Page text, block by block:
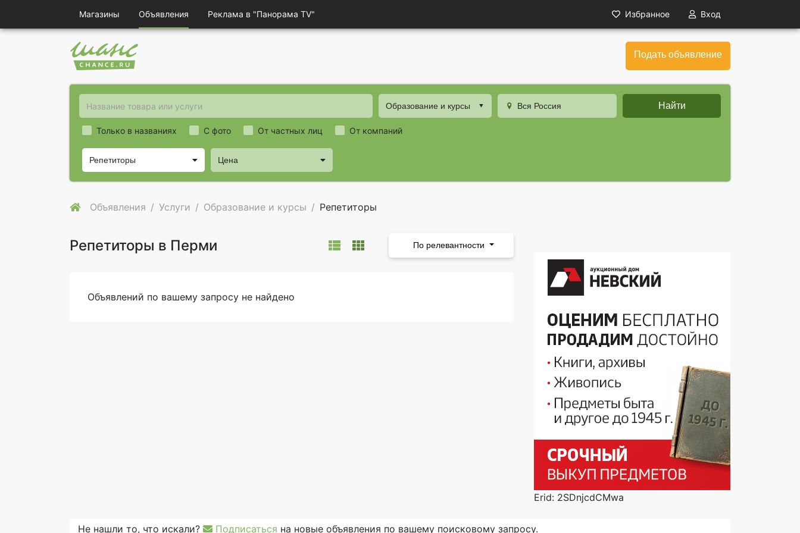
Магазины Объявления Реклама в "Панорама TV" Избранное Вход
Подать объявление
Образование и курсы Вся Россия Найти
Только в названиях
Репетиторы Цена
С фото От частных лиц От компаний
Объявления Услуги Образование и курсы Репетиторы
Репетиторы в Перми По релевантности
Объявлений по вашему запросу не найдено
Erid: 2SDnjcdCMwa
Не нашли то, что искали? Подписаться на новые объявления по вашему поисковому запросу.